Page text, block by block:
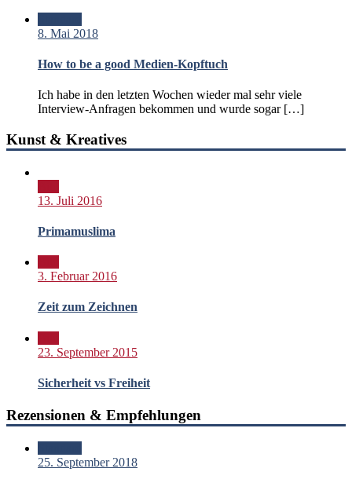
8. Mai 2018
How to be a good Medien-Kopftuch
Ich habe in den letzten Wochen wieder mal sehr viele
Interview-Anfragen bekommen und wurde sogar […]
Kunst & Kreatives
13. Juli 2016
Primamuslima
3. Februar 2016
Zeit zum Zeichnen
23. September 2015
Sicherheit vs Freiheit
Rezensionen & Empfehlungen
25. September 2018